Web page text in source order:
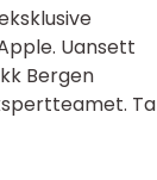
Uansett
Bergen
Ta